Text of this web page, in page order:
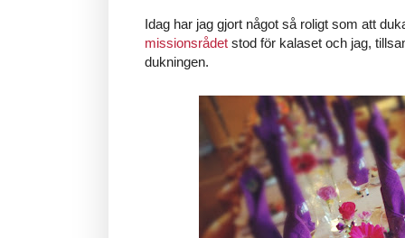
Idag har jag gjort något så roligt som att
missionsrådet stod för kalaset och jag,
dukningen.